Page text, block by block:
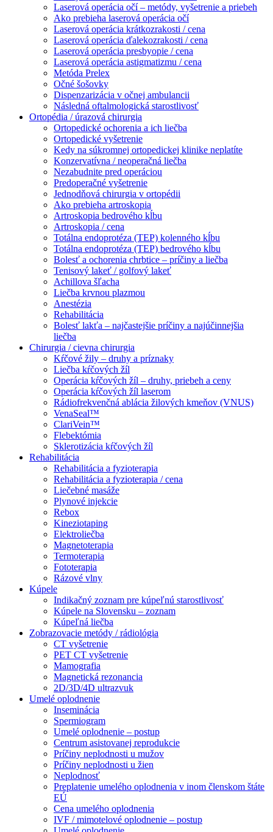
Laserová operácia očí – metódy, vyšetrenie a priebeh
Ako prebieha laserová operácia očí
Laserová operácia krátkozrakosti / cena
Laserová operácia ďalekozrakosti / cena
Laserová operácia presbyopie / cena
Laserová operácia astigmatizmu / cena
Metóda Prelex
Očné šošovky
Dispenzarizácia v očnej ambulancii
Následná oftalmologická starostlivosť
Ortopédia / úrazová chirurgia
Ortopedické ochorenia a ich liečba
Ortopedické vyšetrenie
Kedy na súkromnej ortopedickej klinike neplatíte
Konzervatívna / neoperačná liečba
Nezabudnite pred operáciou
Predoperačné vyšetrenie
Jednodňová chirurgia v ortopédii
Ako prebieha artroskopia
Artroskopia bedrového kĺbu
Artroskopia / cena
Totálna endoprotéza (TEP) kolenného kĺbu
Totálna endoprotéza (TEP) bedrového kĺbu
Bolesť a ochorenia chrbtice – príčiny a liečba
Tenisový lakeť / golfový lakeť
Achillova šľacha
Liečba krvnou plazmou
Anestézia
Rehabilitácia
Bolesť lakťa – najčastejšie príčiny a najúčinnejšia
liečba
Chirurgia / cievna chirurgia
Kŕčové žily – druhy a príznaky
Liečba kŕčových žíl
Operácia kŕčových žíl – druhy, priebeh a ceny
Operácia kŕčových žíl laserom
Rádiofrekvenčná ablácia žilových kmeňov (VNUS)
VenaSeal™
ClariVein™
Flebektómia
Sklerotizácia kŕčových žíl
Rehabilitácia
Rehabilitácia a fyzioterapia
Rehabilitácia a fyzioterapia / cena
Liečebné masáže
Plynové injekcie
Rebox
Kineziotaping
Elektroliečba
Magnetoterapia
Termoterapia
Fototerapia
Rázové vlny
Kúpele
Indikačný zoznam pre kúpeľnú starostlivosť
Kúpele na Slovensku – zoznam
Kúpeľná liečba
Zobrazovacie metódy / rádiológia
CT vyšetrenie
PET CT vyšetrenie
Mamografia
Magnetická rezonancia
2D/3D/4D ultrazvuk
Umelé oplodnenie
Inseminácia
Spermiogram
Umelé oplodnenie – postup
Centrum asistovanej reprodukcie
Príčiny neplodnosti u mužov
Príčiny neplodnosti u žien
Neplodnosť
Preplatenie umelého oplodnenia v inom členskom štáte
EÚ
Cena umelého oplodnenia
IVF / mimotelové oplodnenie – postup